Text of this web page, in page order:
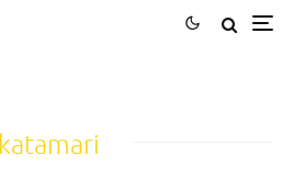
katamari